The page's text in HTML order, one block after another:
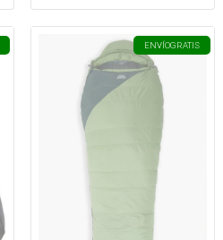
ENVÍOGRATIS